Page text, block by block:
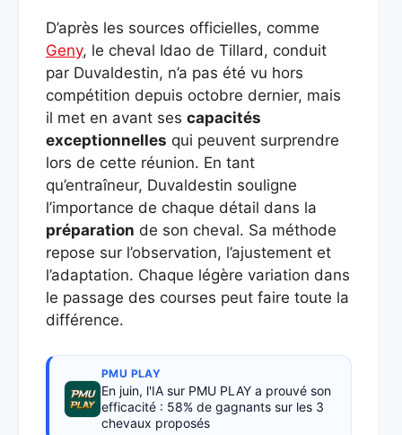
D’après les sources officielles, comme
Geny, le cheval Idao de Tillard, conduit
par Duvaldestin, n’a pas été vu hors
compétition depuis octobre dernier, mais
il met en avant ses capacités
exceptionnelles qui peuvent surprendre
lors de cette réunion. En tant
qu’entraîneur, Duvaldestin souligne
l’importance de chaque détail dans la
préparation de son cheval. Sa méthode
repose sur l’observation, l’ajustement et
l’adaptation. Chaque légère variation dans
le passage des courses peut faire toute la
différence.
PMU PLAY
En juin, l'IA sur PMU PLAY a prouvé son
efficacité : 58% de gagnants sur les 3
chevaux proposés